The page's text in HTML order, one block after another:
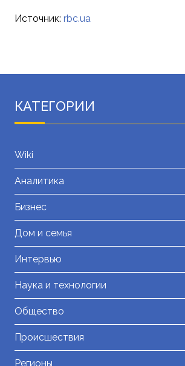
Источник: rbc.ua
КАТЕГОРИИ
Wiki
Аналитика
Бизнес
Дом и семья
Интервью
Наука и технологии
Общество
Происшествия
Регионы